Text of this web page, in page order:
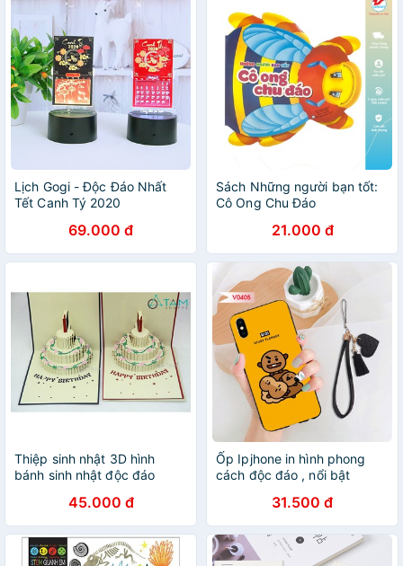
Lịch Gogi - Độc Đáo Nhất
Tết Canh Tý 2020
69.000 đ
Sách Những người bạn tốt:
Cô Ong Chu Đáo
21.000 đ
Thiệp sinh nhật 3D hình
bánh sinh nhật độc đáo
45.000 đ
Ốp Ipjhone in hình phong
cách độc đáo , nổi bật
31.500 đ